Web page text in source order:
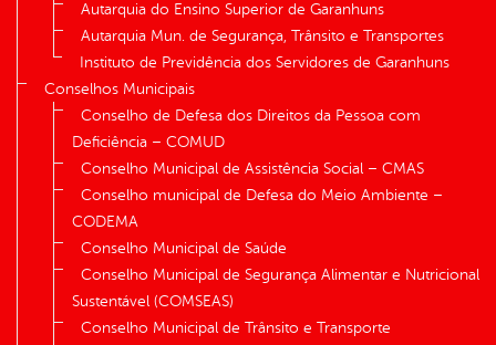
Autarquia do Ensino Superior de Garanhuns
Autarquia Mun. de Segurança, Trânsito e Transportes
Instituto de Previdência dos Servidores de Garanhuns
Conselhos Municipais
Conselho de Defesa dos Direitos da Pessoa com
Deficiência – COMUD
Conselho Municipal de Assistência Social – CMAS
Conselho municipal de Defesa do Meio Ambiente –
CODEMA
Conselho Municipal de Saúde
Conselho Municipal de Segurança Alimentar e Nutricional
Sustentável (COMSEAS)
Conselho Municipal de Trânsito e Transporte